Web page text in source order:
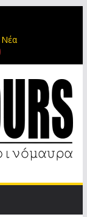
σε Super
(video)
κόσμος στο
ΑΕΚ ο Δέδες